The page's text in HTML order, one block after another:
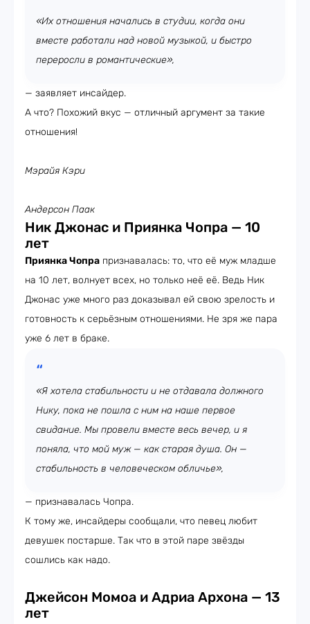
«Их отношения начались в студии, когда они
вместе работали над новой музыкой, и быстро
переросли в романтические»,
— заявляет инсайдер.
А что? Похожий вкус — отличный аргумент за такие
отношения!
Мэрайя Кэри
Андерсон Паак
Ник Джонас и Приянка Чопра — 10
лет
Приянка Чопра признавалась: то, что её муж младше
на 10 лет, волнует всех, но только неё её. Ведь Ник
Джонас уже много раз доказывал ей свою зрелость и
готовность к серьёзным отношениями. Не зря же пара
уже 6 лет в браке.
«Я хотела стабильности и не отдавала должного
Нику, пока не пошла с ним на наше первое
свидание. Мы провели вместе весь вечер, и я
поняла, что мой муж — как старая душа. Он —
стабильность в человеческом обличье»,
— признавалась Чопра.
К тому же, инсайдеры сообщали, что певец любит
девушек постарше. Так что в этой паре звёзды
сошлись как надо.
Джейсон Момоа и Адриа Архона — 13
лет